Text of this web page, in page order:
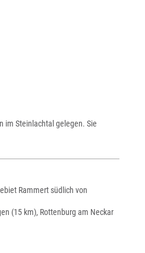
im Steinlachtal gelegen. Sie
Rammert südlich von
(15 km), Rottenburg am Neckar